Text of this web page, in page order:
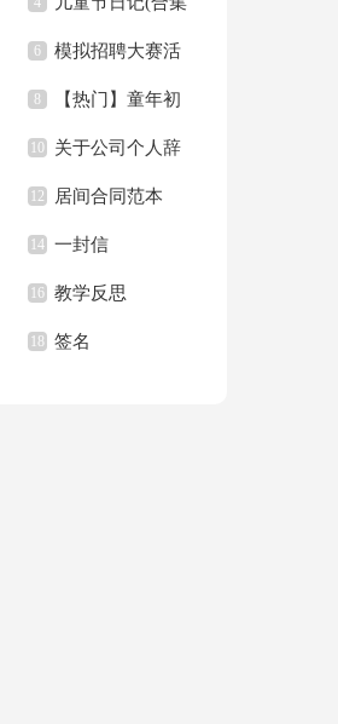
15篇)
6 模拟招聘大赛活
动总结
8 【热门】童年初
中作文300字集锦十
篇
10 关于公司个人辞
职报告汇总6篇
12 居间合同范本
14 一封信
16 教学反思
18 签名